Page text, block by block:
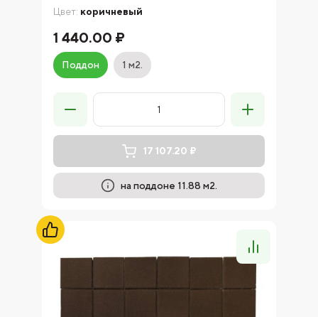
Цвет: коричневый
1 440.00 ₽
Поддон 1 м2.
17 107.20 ₽
на поддоне 11.88 м2.